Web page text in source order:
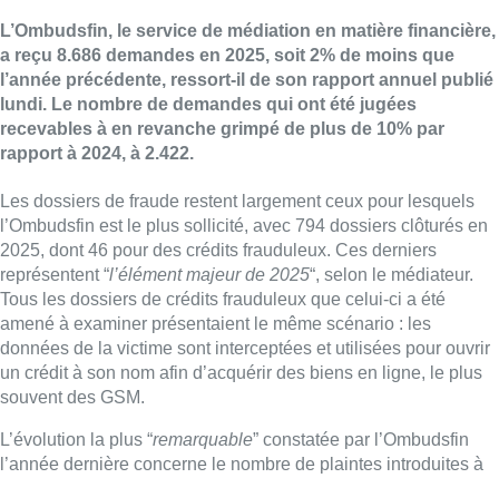
L’Ombudsfin, le service de médiation en matière financière,
a reçu 8.686 demandes en 2025, soit 2% de moins que
l’année précédente, ressort-il de son rapport annuel publié
lundi. Le nombre de demandes qui ont été jugées
recevables à en revanche grimpé de plus de 10% par
rapport à 2024, à 2.422.
Les dossiers de fraude restent largement ceux pour lesquels
l’Ombudsfin est le plus sollicité, avec 794 dossiers clôturés en
2025, dont 46 pour des crédits frauduleux. Ces derniers
représentent “l’élément majeur de 2025“, selon le médiateur.
Tous les dossiers de crédits frauduleux que celui-ci a été
amené à examiner présentaient le même scénario : les
données de la victime sont interceptées et utilisées pour ouvrir
un crédit à son nom afin d’acquérir des biens en ligne, le plus
souvent des GSM.
L’évolution la plus “remarquable” constatée par l’Ombudsfin
l’année dernière concerne le nombre de plaintes introduites à